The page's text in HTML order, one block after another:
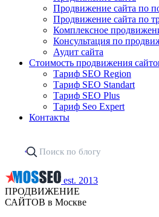
Продвижение сайта по
Продвижение сайта по
Комплексное
Консультация по
Аудит сайта
Стоимость продвижения
Тариф SEO Region
Тариф SEO Standart
Тариф SEO Plus
Тариф Seo Expert
Контакты
est. 2013
ПРОДВИЖЕНИЕ
САЙТОВ в Москве